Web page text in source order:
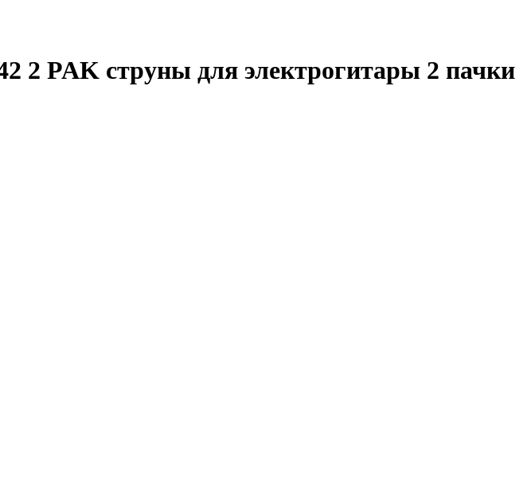
2 PAK струны для электрогитары 2 пачки